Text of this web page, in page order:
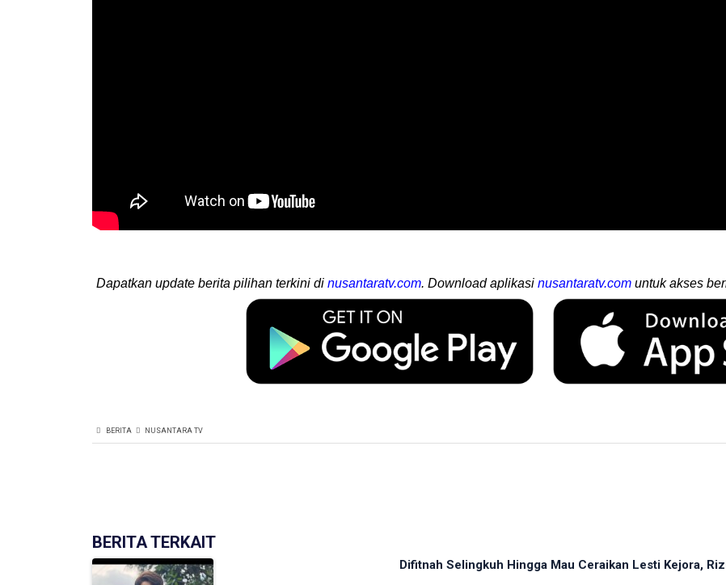
Dapatkan update berita pilihan terkini di nusantaratv.com. Download aplikasi nusantaratv.com untuk akses
BERITA NUSANTARA TV
BERITA TERKAIT
Difitnah Selingkuh Hingga Mau Ceraikan Lesti Kejora,